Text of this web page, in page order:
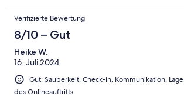
Verifizierte Bewertung
8/10 – Gut
Heike W.
16. Juli 2024
Gut: Sauberkeit, Check-in, Kommunikation,
des Onlineauftritts